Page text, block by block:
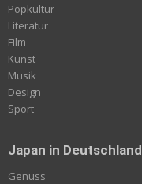
Popkultur
Literatur
Film
Kunst
Musik
Design
Sport
Japan in Deutschland
Genuss